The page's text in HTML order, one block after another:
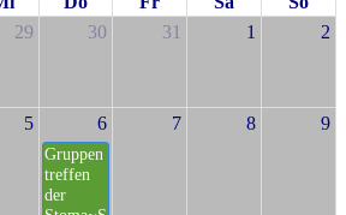
29 30 31 1 2
5 6
Gruppen
treffen
der
7 8 9